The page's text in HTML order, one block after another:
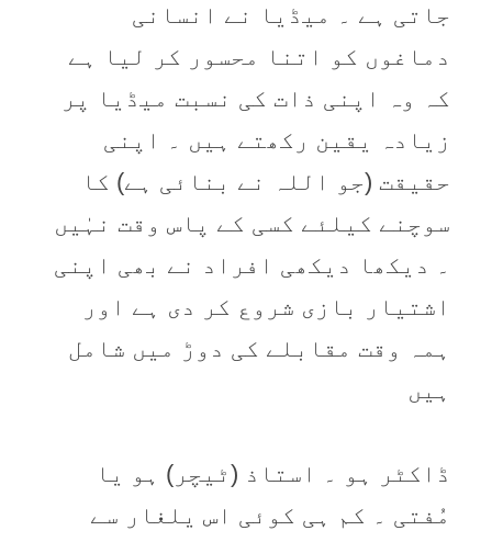
جاتی ہے ۔ میڈیا نے انسانی
دماغوں کو اتنا محسور کر لیا ہے
کہ وہ اپنی ذات کی نسبت میڈیا پر
زیادہ یقین رکھتے ہیں ۔ اپنی
حقیقت (جو اللہ نے بنائی ہے) کا
سوچنے کیلئے کسی کے پاس وقت نہٰیں
۔ دیکھا دیکھی افراد نے بھی اپنی
اشتیار بازی شروع کر دی ہے اور
ہمہ وقت مقابلے کی دوڑ میں شامل
ہیں
ڈاکٹر ہو ۔ استاذ (ٹیچر) ہو یا
مُفتی ۔ کم ہی کوئی اس یلغار سے